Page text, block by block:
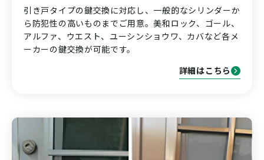
引き戸タイプの鍵交換に対応し、一般的なシリンダーか
ら防犯性の高いものまでご用意。美和ロック、ゴール、
アルファ、ウエスト、ユーシンショウワ、カバなど各メ
ーカーの鍵交換が可能です。
詳細はこちら